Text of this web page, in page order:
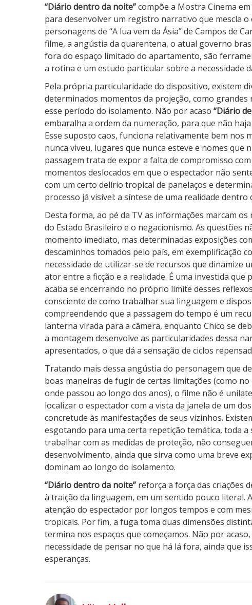
D
i
á
r
i
o
d
e
n
t
r
o
d
a
n
o
i
t
e
“Diário dentro da noite”compõe a Mostra Cinema
para desenvolver um registro narrativo que mescla o
personagens de “A lua vem da Ásia” de Campos de
filme, a angústia da quarentena, o atual governo
fora do espaço limitado do apartamento, são
a rotina e um estudo particular sobre a necessidade
Pela própria particularidade do dispositivo, existem
determinados momentos da projeção, como
esse período do isolamento. Não por acaso “Diário
embaralha a ordem da numeração, para que não
Esse suposto caos, funciona relativamente bem nos
nunca viveu, lugares que nunca esteve e nomes que
passagem trata de expor a falta de compromisso
momentos deslocados em que o espectador não
com um certo delírio tropical de panelaços e
processo já visível: a síntese de uma realidade
Desta forma, ao pé da TV as informações marcam
do Estado Brasileiro e o negacionismo. As questões
momento imediato, mas determinadas exposições
descaminhos tomados pelo país, em exemplificação
necessidade de utilizar-se de recursos que
ator entre a ficção e a realidade. É uma investida
acaba se encerrando no próprio limite desses
consciente de como trabalhar sua linguagem e
compreendendo que a passagem do tempo é um
lanterna virada para a câmera, enquanto Chico se
a montagem desenvolve as particularidades dessa
apresentados, o que dá a sensação de ciclos
Tratando mais dessa angústia do personagem que
boas maneiras de fugir de certas limitações (como
onde passou ao longo dos anos), o filme não é
localizar o espectador com a vista da janela de um
concretude às manifestações de seus vizinhos.
esgotando para uma certa repetição temática, toda
trabalhar com as medidas de proteção, não
desenvolvimento, ainda que sirva como uma breve
dominam ao longo do isolamento.
“Diário dentro da noite” reforça a força das criações
à traição da linguagem, em um sentido pouco literal.
atenção do espectador por longos tempos e com
tropicais. Por fim, a fuga toma duas dimensões
termina nos espaços que começamos. Não por
necessidade de pensar no que há lá fora, ainda que
esperanças.
o